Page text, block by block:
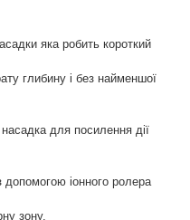
яка робить короткий
глибину і без найменшої
для посилення дії
допомогою іонного ролера
зону.